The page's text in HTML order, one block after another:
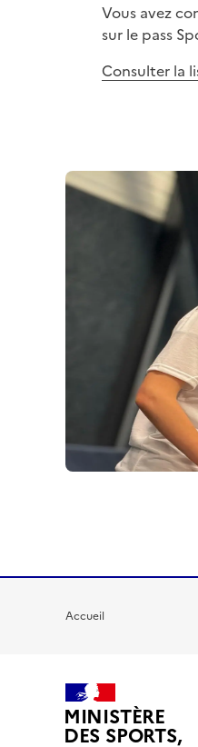
Vous avez
sur le pass
Consulter la
Accueil
MINISTÈRE
DES SPORTS,